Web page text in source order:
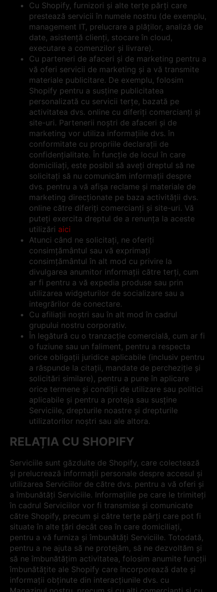
Cu Shopify, furnizori și alte terțe părți care
prestează servicii în numele nostru (de exemplu,
management IT, prelucrare a plăților, analiză de
date, asistență clienți, stocare în cloud,
executare a comenzilor și livrare).
Cu parteneri de afaceri și de marketing pentru a
vă oferi servicii de marketing și a vă transmite
materiale publicitare. De exemplu, folosim
Shopify pentru a susține publicitatea
personalizată cu servicii terțe, bazată pe
activitatea dvs. online cu diferiți comercianți și
site-uri. Partenerii noștri de afaceri și de
marketing vor utiliza informațiile dvs. în
conformitate cu propriile declarații de
confidențialitate. În funcție de locul în care
domiciliați, este posibil să aveți dreptul să ne
solicitați să nu comunicăm informații despre
dvs. pentru a vă afișa reclame și materiale de
marketing direcționate pe baza activității dvs.
online către diferiți comercianți și site-uri. Vă
puteți exercita dreptul de a renunța la aceste
utilizări aici
Atunci când ne solicitați, ne oferiți
consimțământul sau vă exprimați
consimțământul în alt mod cu privire la
divulgarea anumitor informații către terți, cum
ar fi pentru a vă expedia produse sau prin
utilizarea widgeturilor de socializare sau a
integrărilor de conectare.
Cu afiliații noștri sau în alt mod în cadrul
grupului nostru corporativ.
În legătură cu o tranzacție comercială, cum ar fi
o fuziune sau un faliment, pentru a respecta
orice obligații juridice aplicabile (inclusiv pentru
a răspunde la citații, mandate de percheziție și
solicitări similare), pentru a pune în aplicare
orice termene și condiții de utilizare sau politici
aplicabile și pentru a proteja sau susține
Serviciile, drepturile noastre și drepturile
utilizatorilor noștri sau ale altora.
RELAȚIA CU SHOPIFY
Serviciile sunt găzduite de Shopify, care colectează
și prelucrează informații personale despre accesul și
utilizarea Serviciilor de către dvs. pentru a vă oferi și
a îmbunătăți Serviciile. Informațiile pe care le trimiteți
în cadrul Serviciilor vor fi transmise și comunicate
către Shopify, precum și către terțe părți care pot fi
situate în alte țări decât cea în care domiciliați,
pentru a vă furniza și îmbunătăți Serviciile. Totodată,
pentru a ne ajuta să ne protejăm, să ne dezvoltăm și
să ne îmbunătățim activitatea, folosim anumite funcții
îmbunătățite ale Shopify care încorporează date și
informații obținute din interacțiunile dvs. cu